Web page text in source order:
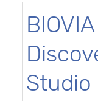
BIOVIA
Studio